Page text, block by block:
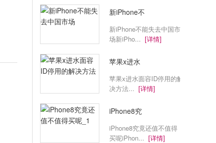
新iPhone不
新iPhone不能失去中国市
场新iPho... [详情]
苹果x进水
苹果x进水面容ID停用的解
决方法... [详情]
iPhone8究
iPhone8究竟还值不值得
买呢iPhon... [详情]